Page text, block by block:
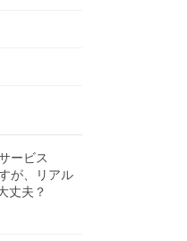
ービス
が、リアル
丈夫？